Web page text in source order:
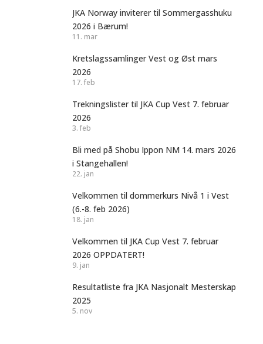
JKA Norway inviterer til Sommergasshuku
2026 i Bærum!
11. mar
Kretslagssamlinger Vest og Øst mars
2026
17. feb
Trekningslister til JKA Cup Vest 7. februar
2026
3. feb
Bli med på Shobu Ippon NM 14. mars 2026
i Stangehallen!
22. jan
Velkommen til dommerkurs Nivå 1 i Vest
(6.-8. feb 2026)
18. jan
Velkommen til JKA Cup Vest 7. februar
2026 OPPDATERT!
9. jan
Resultatliste fra JKA Nasjonalt Mesterskap
2025
5. nov